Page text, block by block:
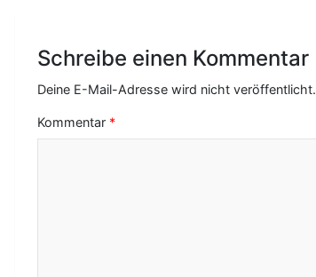
Schreibe einen Kommentar
Deine E-Mail-Adresse wird nicht veröffentlicht.
Kommentar *